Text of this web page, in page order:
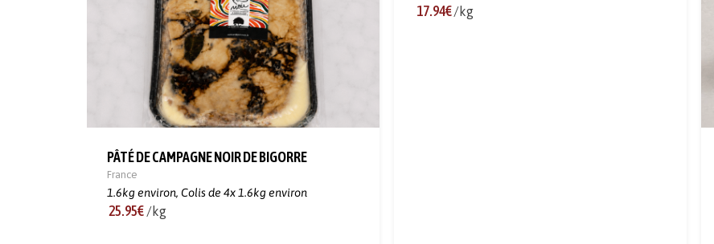
PÂTÉ DE CAMPAGNE NOIR DE BIGORRE
France
1.6kg environ, Colis de 4x 1.6kg environ
25.95€ /kg
17.94€/kg